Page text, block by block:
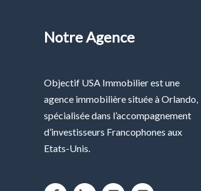
Notre Agence
Objectif USA Immobilier est une
agence immobilière située à Orlando,
spécialisée dans l’accompagnement
d’investisseurs Francophones aux
Etats-Unis.